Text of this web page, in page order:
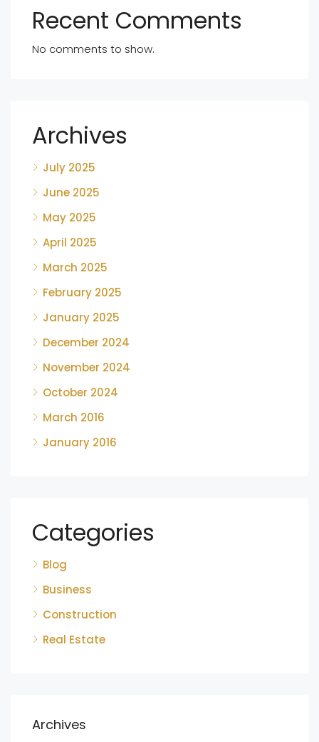
Recent Comments
No comments to show.
Archives
July 2025
June 2025
May 2025
April 2025
March 2025
February 2025
January 2025
December 2024
November 2024
October 2024
March 2016
January 2016
Categories
Blog
Business
Construction
Real Estate
Archives